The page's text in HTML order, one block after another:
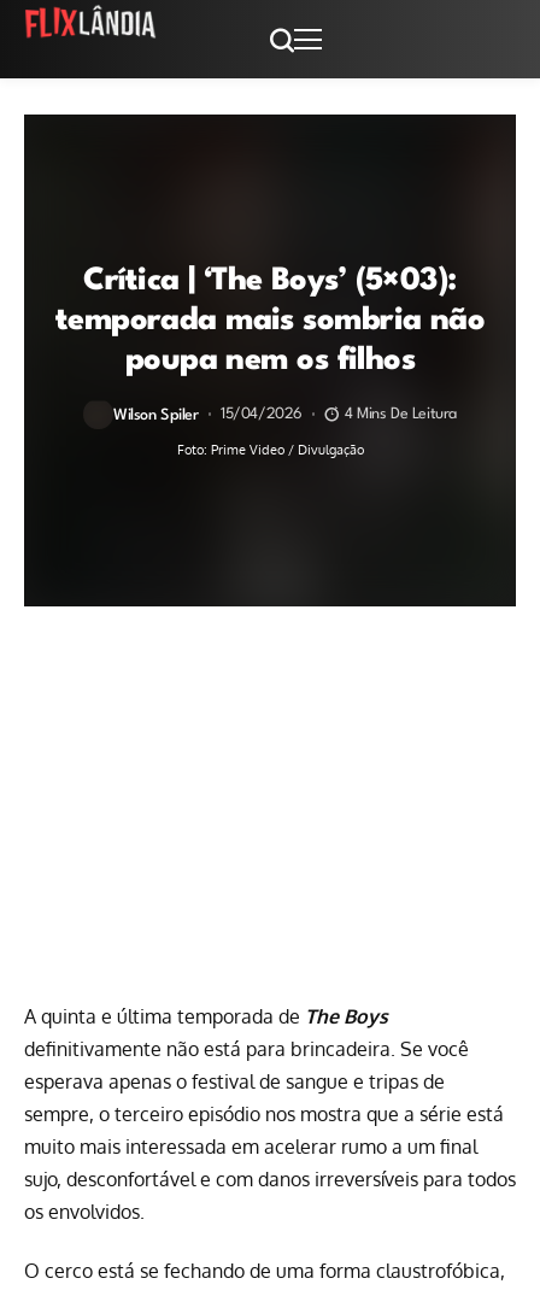
Crítica | ‘The Boys’ (5×03):
temporada mais sombria não
poupa nem os filhos
Wilson Spiler 15/04/2026 4 Mins De Leitura
Foto: Prime Video / Divulgação
A quinta e última temporada de The Boys
definitivamente não está para brincadeira. Se você
esperava apenas o festival de sangue e tripas de
sempre, o terceiro episódio nos mostra que a série está
muito mais interessada em acelerar rumo a um final
sujo, desconfortável e com danos irreversíveis para todos
os envolvidos.
O cerco está se fechando de uma forma claustrofóbica,